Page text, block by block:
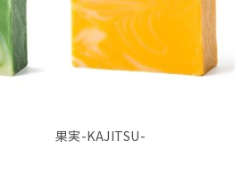
果実-KAJITSU-